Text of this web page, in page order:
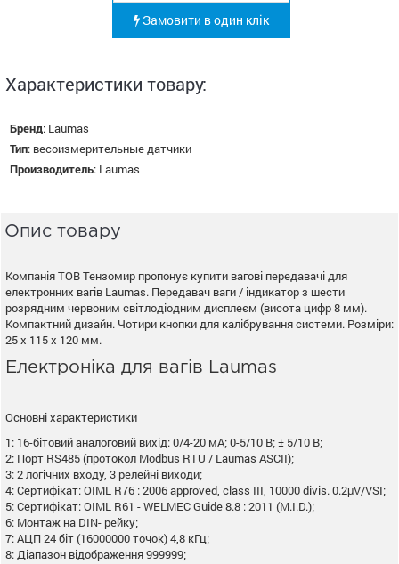
Замовити в один клік
Характеристики товару:
Бренд: Laumas
Тип: весоизмерительные датчики
Производитель: Laumas
Опис товару
Компанія ТОВ Тензомир пропонує купити вагові передавачі для
електронних вагів Laumas. Передавач ваги / індикатор з шести
розрядним червоним світлодіодним дисплеєм (висота цифр 8 мм).
Компактний дизайн. Чотири кнопки для калібрування системи. Розміри:
25 х 115 х 120 мм.
Електроніка для вагів Laumas
Основні характеристики
1: 16-бітовий аналоговий вихід: 0/4-20 мА; 0-5/10 В; ± 5/10 В;
2: Порт RS485 (протокол Modbus RTU / Laumas ASCII);
3: 2 логічних входу, 3 релейні виходи;
4: Сертифікат: OIML R76 : 2006 approved, class III, 10000 divis. 0.2μV/VSI;
5: Сертифікат: OIML R61 - WELMEC Guide 8.8 : 2011 (M.I.D.);
6: Монтаж на DIN- рейку;
7: АЦП 24 біт (16000000 точок) 4,8 кГц;
8: Діапазон відображення 999999;